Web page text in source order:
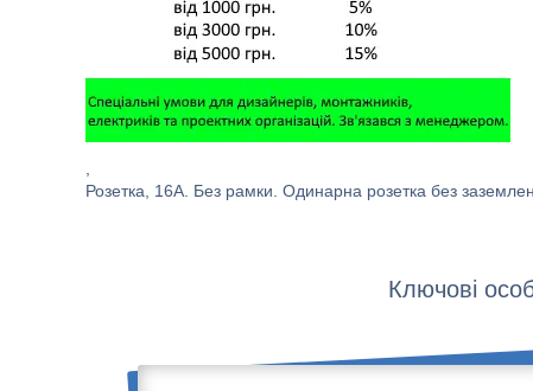
Розетка, 16А. Без рамки. Одинарна розетка без
Ключові